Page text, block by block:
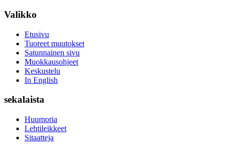
Valikko
Etusivu
Tuoreet muutokset
Satunnainen sivu
Muokkausohjeet
Keskustelu
In English
sekalaista
Huumoria
Lehtileikkeet
Sitaatteja